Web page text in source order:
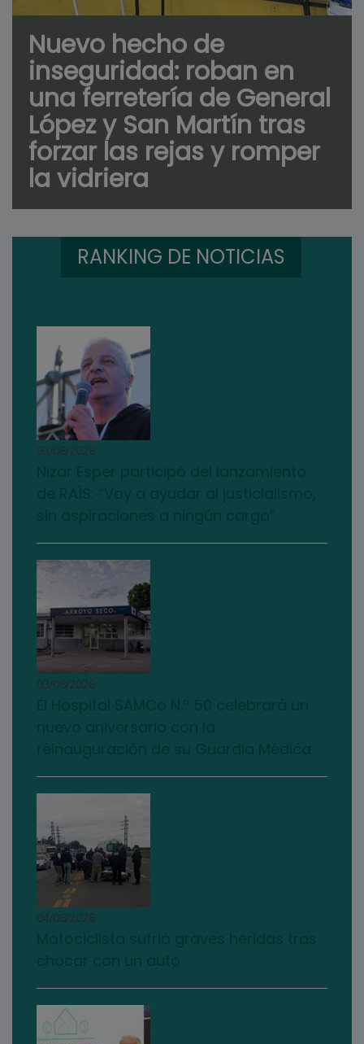
Nuevo hecho de
inseguridad: roban en
una ferretería de General
López y San Martín tras
forzar las rejas y romper
la vidriera
RANKING DE NOTICIAS
03/08/2026
03/08/2026
04/08/2026